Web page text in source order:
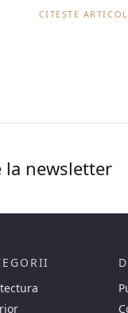
CITEȘTE
la newsletter